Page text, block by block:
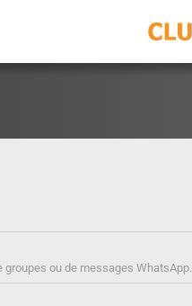
ou de messages WhatsApp.